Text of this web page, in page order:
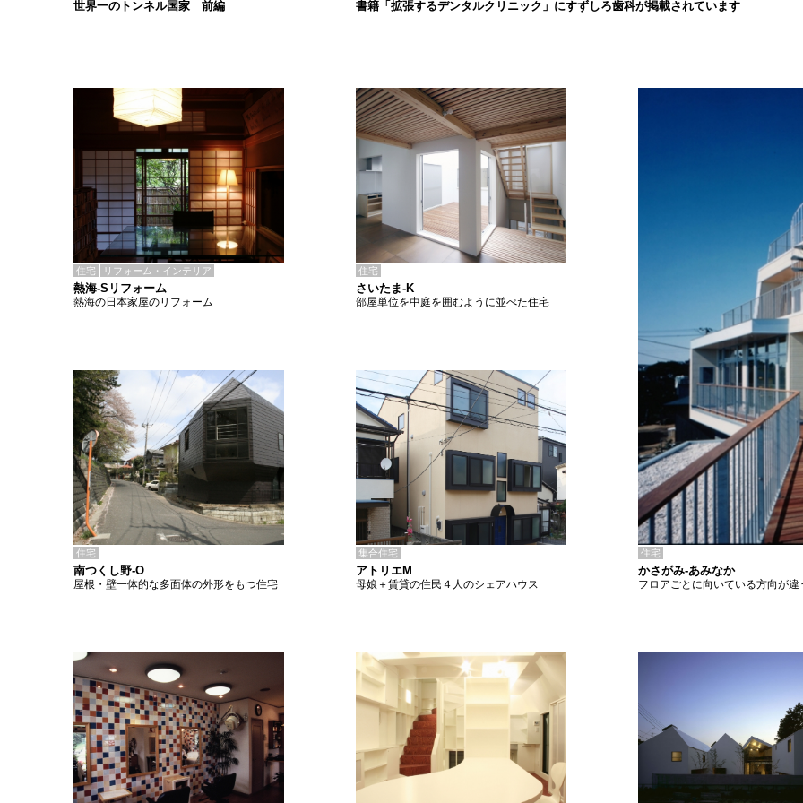
書籍「拡張するデンタルクリニック」にすずしろ歯科が掲載されています
世界一のトンネル国家 前編
住宅 リフォーム・インテリア
熱海-Sリフォーム
熱海の日本家屋のリフォーム
住宅
さいたま-K
部屋単位を中庭を囲むように並べた住宅
住宅
南つくし野-O
屋根・壁一体的な多面体の外形をもつ住宅
集合住宅
アトリエM
母娘＋賃貸の住民４人のシェアハウス
住宅
かさがみ-あみなか
フロアごとに向いている方向が違